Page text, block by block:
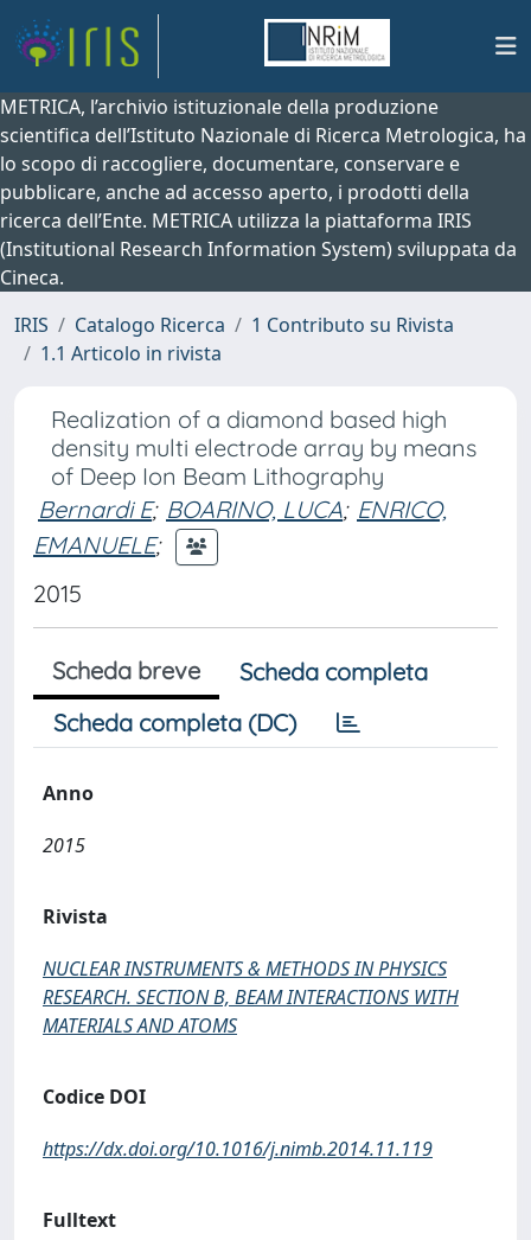
METRICA, l’archivio istituzionale della produzione
scientifica dell’Istituto Nazionale di Ricerca Metrologica, ha
lo scopo di raccogliere, documentare, conservare e
pubblicare, anche ad accesso aperto, i prodotti della
ricerca dell’Ente. METRICA utilizza la piattaforma IRIS
(Institutional Research Information System) sviluppata da
Cineca.
IRIS
Catalogo Ricerca
1 Contributo su Rivista
1.1 Articolo in rivista
Realization of a diamond based high
density multi electrode array by means
of Deep Ion Beam Lithography
Bernardi E; BOARINO, LUCA; ENRICO,
EMANUELE;
2015
Scheda breve
Scheda completa
Scheda completa (DC)
Anno
2015
Rivista
NUCLEAR INSTRUMENTS & METHODS IN PHYSICS
RESEARCH. SECTION B, BEAM INTERACTIONS WITH
MATERIALS AND ATOMS
Codice DOI
https://dx.doi.org/10.1016/j.nimb.2014.11.119
Fulltext